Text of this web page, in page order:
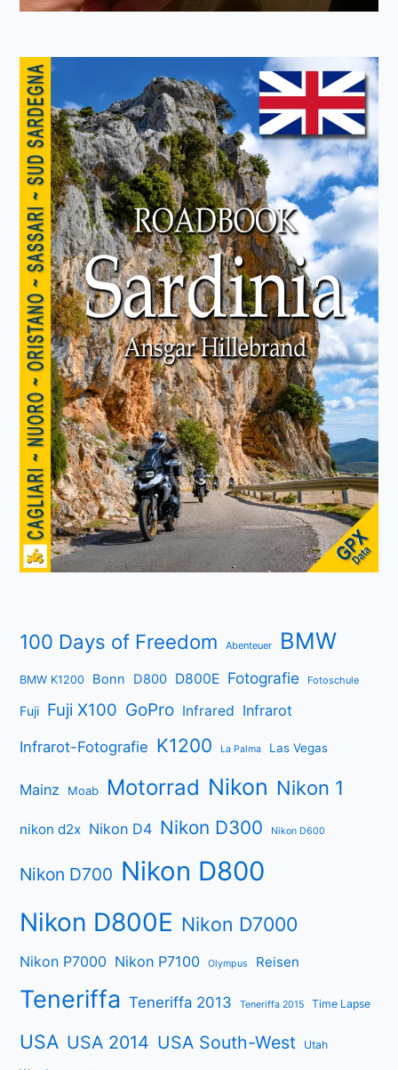
100 Days of Freedom Abenteuer BMW
BMW K1200 Bonn D800 D800E Fotografie Fotoschule
Fuji Fuji X100 GoPro Infrared Infrarot
Infrarot-Fotografie K1200 La Palma Las Vegas
Mainz Moab Motorrad Nikon Nikon 1
nikon d2x Nikon D4 Nikon D300 Nikon D600
Nikon D700 Nikon D800
Nikon D800E Nikon D7000
Nikon P7000 Nikon P7100 Olympus Reisen
Teneriffa Teneriffa 2013 Teneriffa 2015 Time Lapse
USA USA 2014 USA South-West Utah